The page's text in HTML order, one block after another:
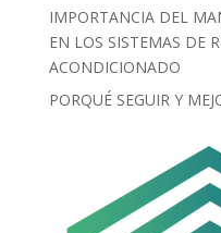
IMPORTANCIA DEL
EN LOS SISTEMAS DE
ACONDICIONADO
PORQUÉ SEGUIR Y